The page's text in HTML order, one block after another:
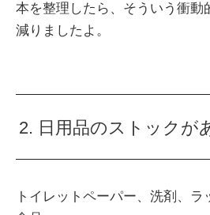
本を整理したら、そういう衝動
減りましたよ。
2. 日用品のストックが
トイレットペーパー、洗剤、ラ